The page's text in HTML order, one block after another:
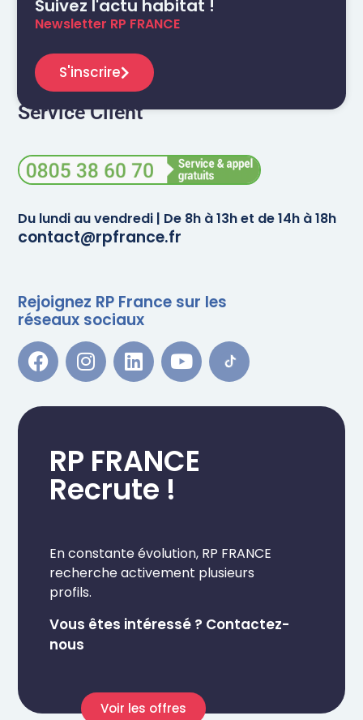
Suivez l'actu habitat !
Newsletter RP FRANCE
S'inscrire
Service Client
Du lundi au vendredi | De 8h à 13h et de 14h à 18h
contact@rpfrance.fr
Rejoignez RP France sur les
réseaux sociaux
RP FRANCE
Recrute !
En constante évolution, RP FRANCE
recherche activement plusieurs
profils.
Vous êtes intéressé ? Contactez-
nous
Voir les offres